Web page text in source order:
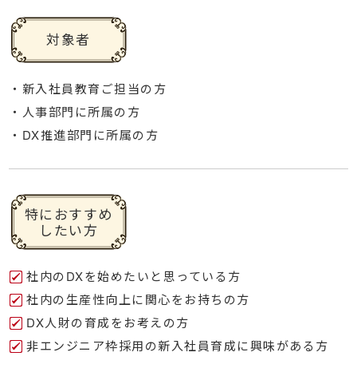
対象者
・新入社員教育ご担当の方
・人事部門に所属の方
・DX推進部門に所属の方
特におすすめ
したい方
社内のDXを始めたいと思っている方
社内の生産性向上に関心をお持ちの方
DX人財の育成をお考えの方
非エンジニア枠採用の新入社員育成に興味がある方